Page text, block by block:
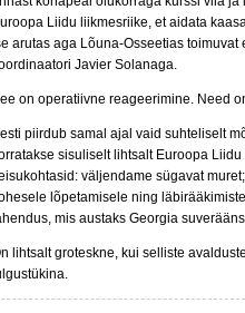
Liidu liikmesriike, et aidata
arutas aga Lõuna-Osseetias
Javier Solanaga.
on operatiivne reageerimine. Need
piirdub samal ajal vaid suhteliselt
sisuliselt lihtsalt Euroopa
väljendame sügavat
lõpetamisele ning
mis austaks Georgia
lihtsalt groteskne, kui selliste